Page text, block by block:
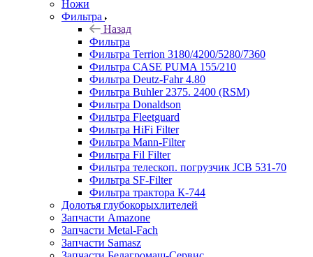
Ножи
Фильтра
Назад
Фильтра
Фильтра Terrion 3180/4200/5280/7360
Фильтра CASE PUMA 155/210
Фильтра Deutz-Fahr 4.80
Фильтра Buhler 2375. 2400 (RSM)
Фильтра Donaldson
Фильтра Fleetguard
Фильтра HiFi Filter
Фильтра Mann-Filter
Фильтра Fil Filter
Фильтра телескоп. погрузчик JCB 531-70
Фильтра SF-Filter
Фильтра трактора К-744
Долотья глубокорыхлителей
Запчасти Amazone
Запчасти Metal-Fach
Запчасти Samasz